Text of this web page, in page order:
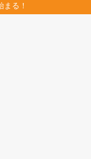
まる！